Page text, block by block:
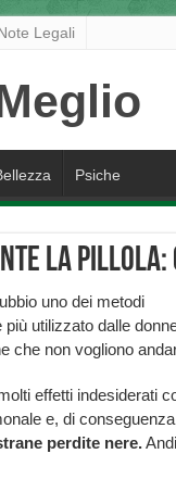
Legali
Psiche
la pillola:
uno dei metodi
più utilizzato dalle
che non vogliono
effetti indesiderati
e, di
perdite nere.